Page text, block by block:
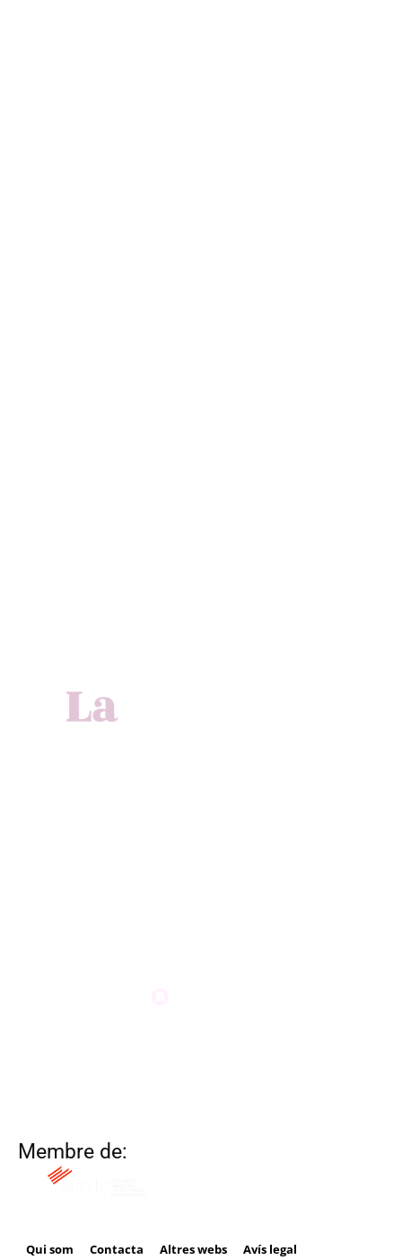
Membre de:
Qui som Contacta Altres webs Avís legal